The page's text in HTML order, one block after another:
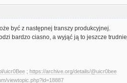
być z następnej transzy produkcyjnej.
bardzo ciasno, a wyjąć ją to jeszcze
uicr0Bee ; https://archive.org/details/@uicr0bee
viewtopic.php?id=18887